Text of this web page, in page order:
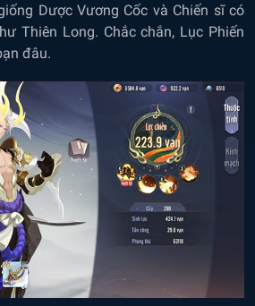
Dược Vương Cốc và Chiến sĩ có
Thiên Long. Chắc chắn, Lục Phiến
đâu.